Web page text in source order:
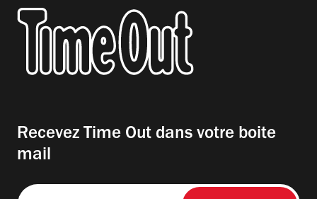
Recevez Time Out dans votre boite
mail
Entrez